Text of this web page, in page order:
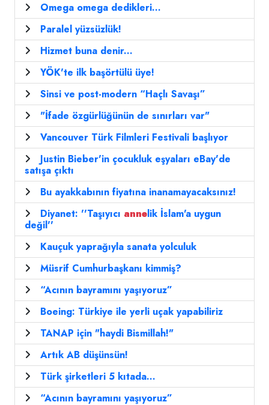
Omega omega dedikleri...
Paralel yüzsüzlük!
Hizmet buna denir...
YÖK'te ilk başörtülü üye!
Sinsi ve post-modern “Haçlı Savaşı”
"İfade özgürlüğünün de sınırları var"
Vancouver Türk Filmleri Festivali başlıyor
Justin Bieber'in çocukluk eşyaları eBay'de
satışa çıktı
Bu ayakkabının fiyatına inanamayacaksınız!
Diyanet: ''Taşıyıcı annelik İslam'a uygun
değil''
Kauçuk yaprağıyla sanata yolculuk
Müsrif Cumhurbaşkanı kimmiş?
“Acının bayramını yaşıyoruz”
Boeing: Türkiye ile yerli uçak yapabiliriz
TANAP için "haydi Bismillah!"
Artık AB düşünsün!
Türk şirketleri 5 kıtada...
“Acının bayramını yaşıyoruz”